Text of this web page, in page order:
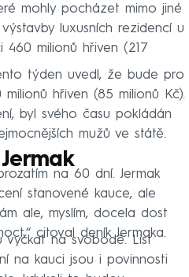
mohly pocházet mimo jiné
luxusních rezidencí u
milionů hřiven (217
týden uvedl, že bude pro
hřiven (85 milionů Kč).
byl svého času pokládán
mužů ve státě.
na 60 dní. Jermak
stanovené kauce, ale
ale, myslím, docela dost
citoval deník Jermaka.
vyčkat na svobodě. List
na kauci jsou i povinnosti